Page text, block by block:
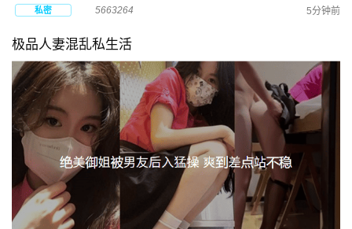
私密 5663264 5分钟前
极品人妻混乱私生活